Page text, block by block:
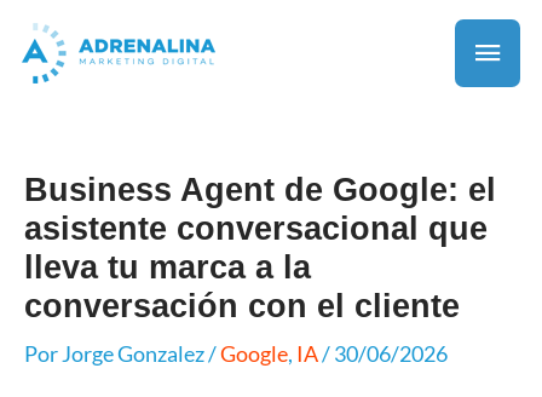
Business Agent de Google: el
asistente conversacional que
lleva tu marca a la
conversación con el cliente
PorJorge Gonzalez/Google, IA/30/06/2026